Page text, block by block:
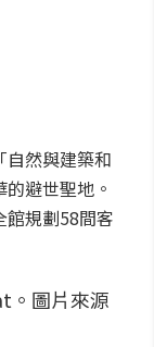
自然與建築和
避世聖地。
館規劃58間客